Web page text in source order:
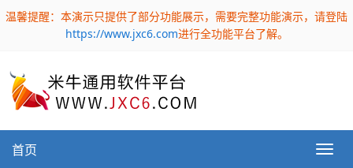
温馨提醒：本演示只提供了部分功能展示，需要完整功能演示，请登陆
https://www.jxc6.com进行全功能平台了解。
首页